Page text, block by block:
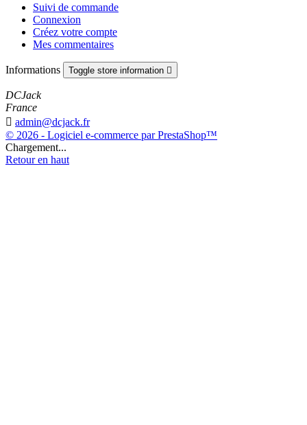
Suivi de commande
Connexion
Créez votre compte
Mes commentaires
Informations Toggle store information 
DCJack
France
 admin@dcjack.fr
© 2026 - Logiciel e-commerce par PrestaShop™
Chargement...
Retour en haut